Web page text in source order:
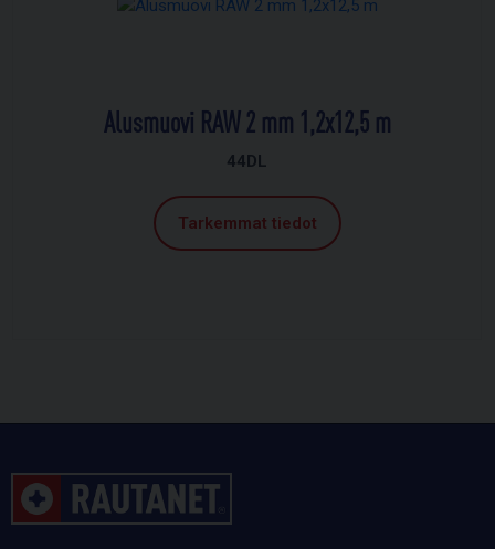
Alusmuovi RAW 2 mm 1,2x12,5 m
44DL
Tarkemmat tiedot